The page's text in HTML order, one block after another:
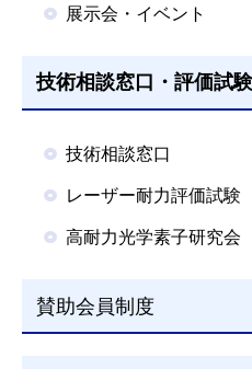
展示会・イベント
技術相談窓口・評価試験
技術相談窓口
レーザー耐力評価試験
高耐力光学素子研究会
賛助会員制度